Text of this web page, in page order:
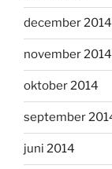
december 2014
november 2014
oktober 2014
september
juni 2014